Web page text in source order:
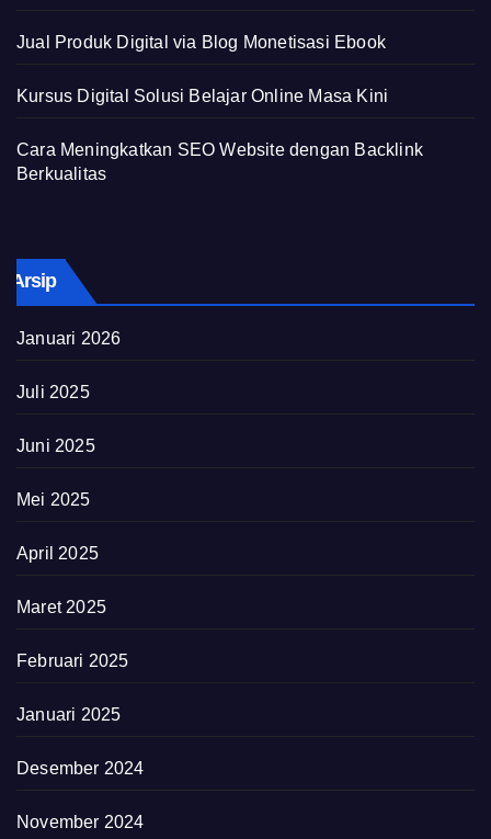
Jual Produk Digital via Blog Monetisasi Ebook
Kursus Digital Solusi Belajar Online Masa Kini
Cara Meningkatkan SEO Website dengan Backlink
Berkualitas
Arsip
Januari 2026
Juli 2025
Juni 2025
Mei 2025
April 2025
Maret 2025
Februari 2025
Januari 2025
Desember 2024
November 2024